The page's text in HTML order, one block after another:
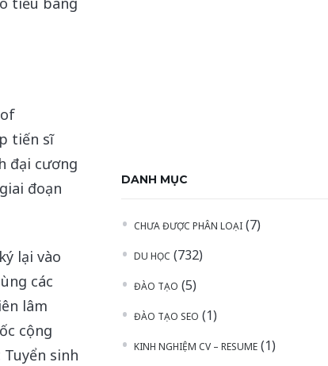
tiến sĩ
đại cương
đoạn
lại vào
các
lâm
cộng
sinh
DANH MỤC
CHƯA ĐƯỢC PHÂN LOẠI (7)
DU HỌC (732)
ĐÀO TẠO (5)
ĐÀO TẠO SEO (1)
KINH NGHIỆM CV – RESUME (1)